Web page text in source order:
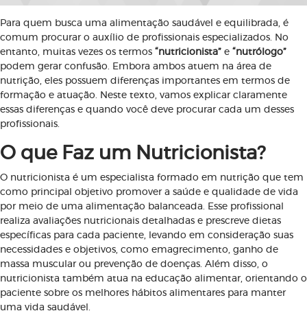
Para quem busca uma alimentação saudável e equilibrada, é
comum procurar o auxílio de profissionais especializados. No
entanto, muitas vezes os termos “nutricionista” e “nutrólogo”
podem gerar confusão. Embora ambos atuem na área de
nutrição, eles possuem diferenças importantes em termos de
formação e atuação. Neste texto, vamos explicar claramente
essas diferenças e quando você deve procurar cada um desses
profissionais.
O que Faz um Nutricionista?
O nutricionista é um especialista formado em nutrição que tem
como principal objetivo promover a saúde e qualidade de vida
por meio de uma alimentação balanceada. Esse profissional
realiza avaliações nutricionais detalhadas e prescreve dietas
específicas para cada paciente, levando em consideração suas
necessidades e objetivos, como emagrecimento, ganho de
massa muscular ou prevenção de doenças. Além disso, o
nutricionista também atua na educação alimentar, orientando o
paciente sobre os melhores hábitos alimentares para manter
uma vida saudável.